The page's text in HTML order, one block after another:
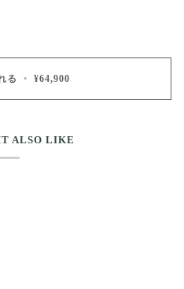
る • ¥64,900
ALSO LIKE